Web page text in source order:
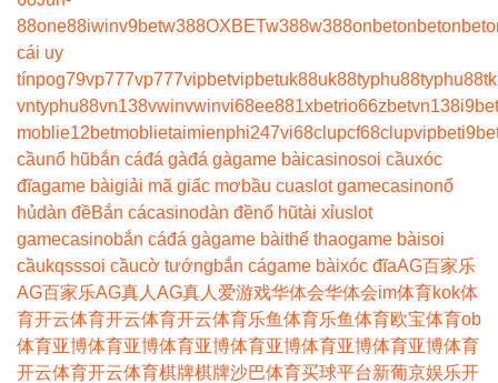
88one88iwinv9betw388OXBETw388w388onbetonbetonbet
cái uy
tínpog79vp777vp777vipbetvipbetuk88uk88typhu88typhu88
vntyphu88vn138vwinvwinvi68ee881xbetrio66zbetvn138
moblie12betmoblietaimienphi247vi68clupcf68clupvipbet
cầunổ hũbắn cáđá gàđá gàgame bàicasinosoi cầuxóc
đĩagame bàigiải mã giấc mơbầu cuaslot gamecasinonổ
hủdàn đềBắn cácasinodàn đềnổ hũtài xỉuslot
gamecasinobắn cáđá gàgame bàithể thaogame bàisoi
cầukqsssoi cầucờ tướngbắn cágame bàixóc đĩaAG百家乐
AG百家乐AG真人 AG真人 爱游戏华体会华体会im体育kok体
育开云体育开云体育开云体育乐鱼体育乐鱼体育欧宝体育ob
体育亚博体育亚博体育亚博体育亚博体育亚博体育亚博体育
开云体育开云体育棋牌棋牌沙巴体育买球平台新葡京娱乐开